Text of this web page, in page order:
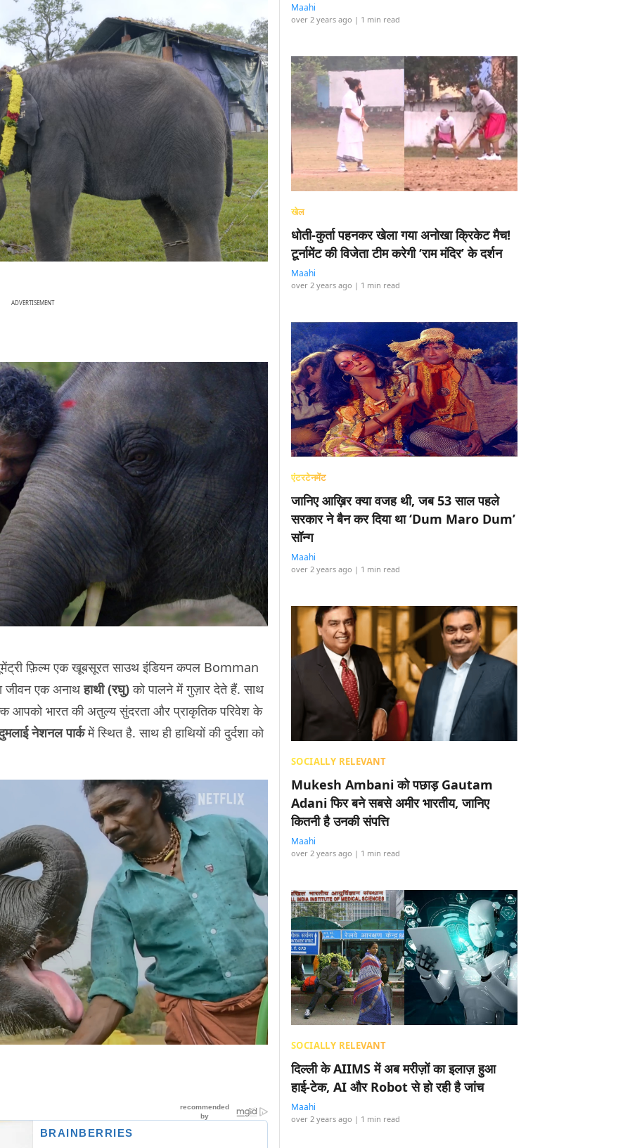
ADVERTISEMENT
फ़िल्म एक खूबसूरत साउथ इंडियन कपल Bomman
जीवन एक अनाथहाथी (रघु)को पालने में गुज़ार देते हैं. साथ
आपको भारत की अतुल्य सुंदरता और प्राकृतिक परिवेश के
नेशनल पार्कमें स्थित है. साथ ही हाथियों की दुर्दशा को
Maahi
over 2 years ago | 1 min read
खेल
धोती-कुर्ता पहनकर खेला गया अनोखा क्रिकेट मैच!
टूर्नामेंट की विजेता टीम करेगी ‘राम मंदिर’ के दर्शन
Maahi
over 2 years ago | 1 min read
एंटरटेनमेंट
जानिए आख़िर क्या वजह थी, जब 53 साल पहले
सरकार ने बैन कर दिया था ‘Dum Maro Dum’
सॉन्ग
Maahi
over 2 years ago | 1 min read
SOCIALLY RELEVANT
Mukesh Ambani को पछाड़ Gautam
Adani फिर बने सबसे अमीर भारतीय, जानिए
कितनी है उनकी संपत्ति
Maahi
over 2 years ago | 1 min read
SOCIALLY RELEVANT
दिल्ली के AIIMS में अब मरीज़ों का इलाज़ हुआ
हाई-टेक, AI और Robot से हो रही है जांच
Maahi
over 2 years ago | 1 min read